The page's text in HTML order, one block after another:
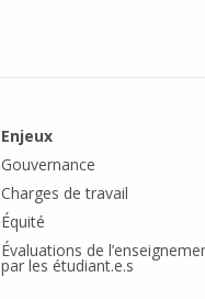
Enjeux
Gouvernance
Charges de travail
Équité
Évaluations de
par les étudiant.e.s